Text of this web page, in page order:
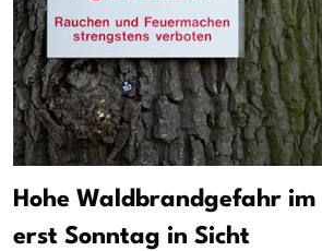
Hohe Waldbrandgefahr im
erst Sonntag in Sicht